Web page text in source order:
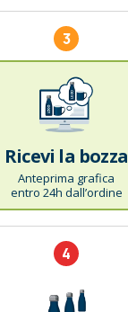
3
Ricevi la bozza
Anteprima grafica
entro 24h dall’ordine
4